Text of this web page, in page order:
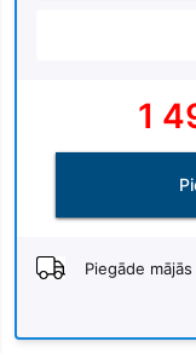
1
Piegāde